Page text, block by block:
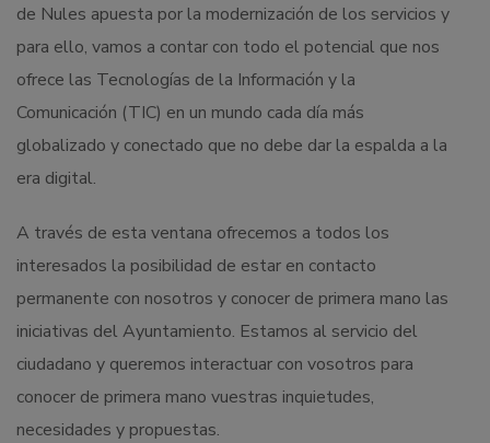
de Nules apuesta por la modernización de los servicios y
para ello, vamos a contar con todo el potencial que nos
ofrece las Tecnologías de la Información y la
Comunicación (TIC) en un mundo cada día más
globalizado y conectado que no debe dar la espalda a la
era digital.
A través de esta ventana ofrecemos a todos los
interesados la posibilidad de estar en contacto
permanente con nosotros y conocer de primera mano las
iniciativas del Ayuntamiento. Estamos al servicio del
ciudadano y queremos interactuar con vosotros para
conocer de primera mano vuestras inquietudes,
necesidades y propuestas.